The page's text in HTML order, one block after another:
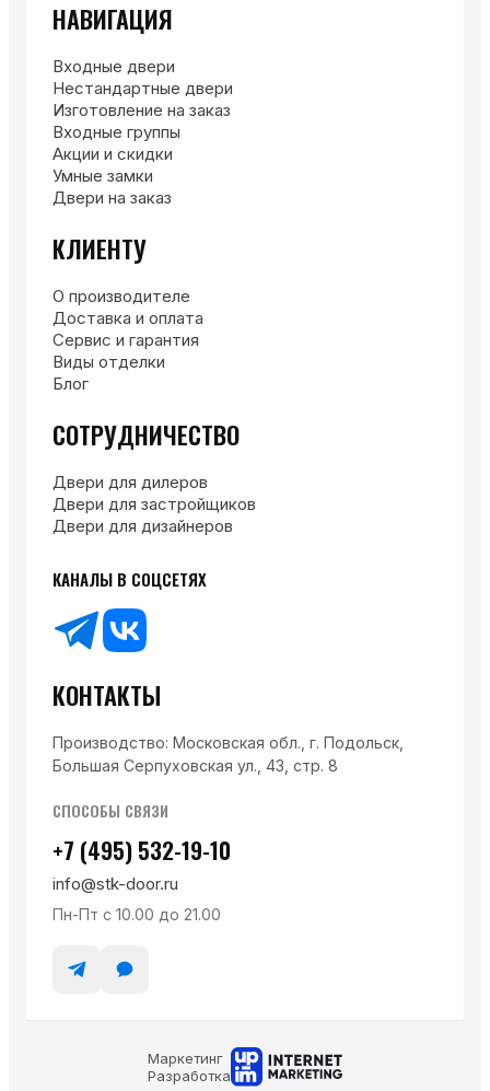
НАВИГАЦИЯ
Входные двери
Нестандартные двери
Изготовление на заказ
Входные группы
Акции и скидки
Умные замки
Двери на заказ
КЛИЕНТУ
О производителе
Доставка и оплата
Сервис и гарантия
Виды отделки
Блог
СОТРУДНИЧЕСТВО
Двери для дилеров
Двери для застройщиков
Двери для дизайнеров
КАНАЛЫ В СОЦСЕТЯХ
КОНТАКТЫ
Производство: Московская обл., г. Подольск,
Большая Серпуховская ул., 43, стр. 8
СПОСОБЫ СВЯЗИ
+7 (495) 532-19-10
info@stk-door.ru
Пн-Пт с 10.00 до 21.00
Маркетинг
Разработка